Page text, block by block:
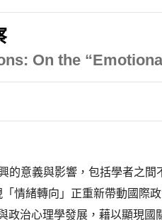
On the
的意義與影響，包括學者之間
情緒轉向」正重新帶動國際政
政治心理學發展，藉以顯現國